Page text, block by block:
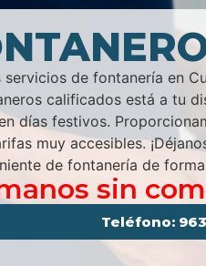
servicios de fontanería en
calificados está a tu
días festivos.
muy accesibles.
de fontanería de
sin
Teléfono: